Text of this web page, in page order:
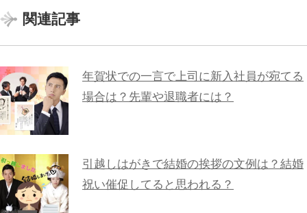
関連記事
年賀状での一言で上司に新入社員が宛てる
場合は？先輩や退職者には？
引越しはがきで結婚の挨拶の文例は？結婚
祝い催促してると思われる？